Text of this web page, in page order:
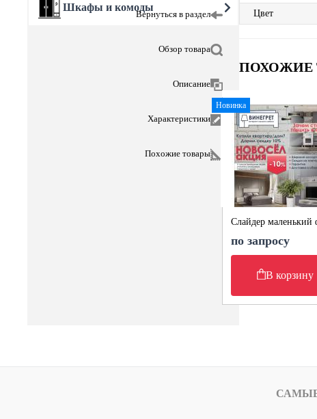
Шкафы и комоды
Вернуться в раздел
Обзор товара
Описание
Характеристики
Похожие товары
Цвет
ПОХОЖИЕ
Новинка
Слайдер маленький
по запросу
В корзину